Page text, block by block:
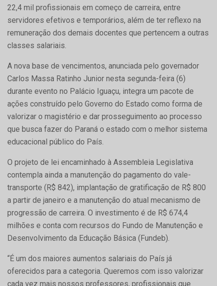
22,4 mil profissionais em começo de carreira, entre
servidores efetivos e temporários, além de ter reflexo na
remuneração dos demais docentes que pertencem a outras
classes salariais.
A nova base de vencimentos, anunciada pelo governador
Carlos Massa Ratinho Junior nesta segunda-feira (6)
durante evento no Palácio Iguaçu, integra um pacote de
ações construído pelo Governo do Estado como forma de
valorizar o magistério e dar prosseguimento ao processo
que busca fazer do Paraná o estado com o melhor sistema
educacional público do País.
O projeto de lei encaminhado à Assembleia Legislativa
contempla ainda a manutenção do pagamento do vale-
transporte (R$ 842), implantação de gratificação de R$ 800
a partir de janeiro e a manutenção do atual mecanismo de
progressão de carreira. O investimento é de R$ 674,4
milhões e conta com recursos do Fundo de Manutenção e
Desenvolvimento da Educação Básica (Fundeb).
“É um dos maiores aumentos salariais do País já
oferecidos para a categoria. Queremos com isso valorizar
cada vez mais nossos professores, profissionais que